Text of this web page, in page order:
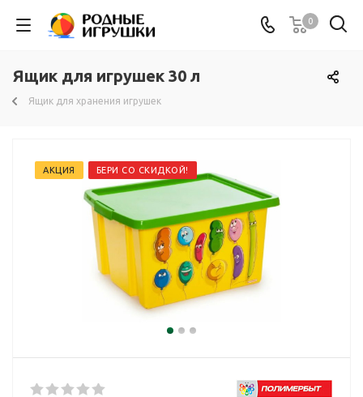
0
Ящик для игрушек 30 л
Ящик для хранения игрушек
АКЦИЯ БЕРИ СО СКИДКОЙ!